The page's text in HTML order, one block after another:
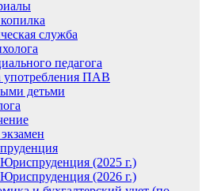
служба
педагога
употребления ПАВ
детьми
(2025 г.)
(2026 г.)